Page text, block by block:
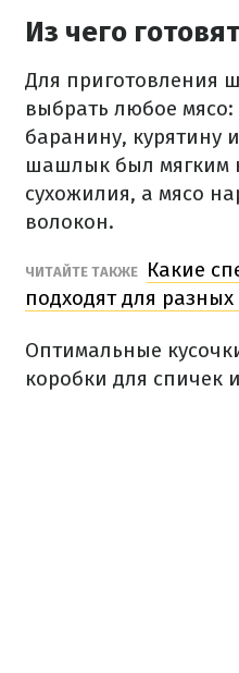
Из чего
Для приготовления
выбрать любое
баранину, курятину
шашлык был мягким
сухожилия, а мясо
волокон.
ЧИТАЙТЕ ТАКЖЕ
Какие
подходят для
Оптимальные
коробки для спичек